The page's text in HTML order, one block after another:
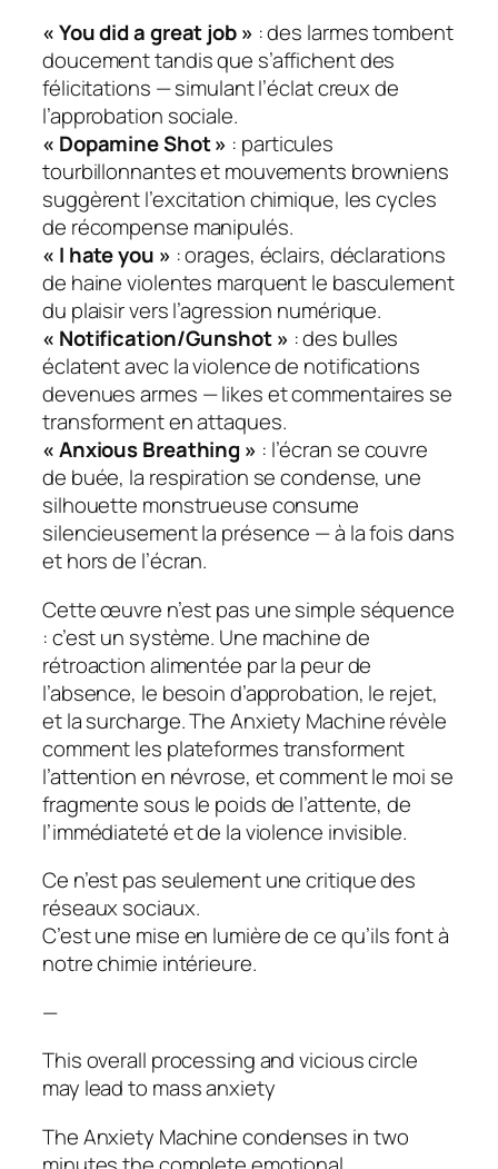
« You did a great job » : des larmes tombent
doucement tandis que s’affichent des
félicitations — simulant l’éclat creux de
l’approbation sociale.
« Dopamine Shot » : particules
tourbillonnantes et mouvements browniens
suggèrent l’excitation chimique, les cycles
de récompense manipulés.
« I hate you » : orages, éclairs, déclarations
de haine violentes marquent le basculement
du plaisir vers l’agression numérique.
« Notification/Gunshot » : des bulles
éclatent avec la violence de notifications
devenues armes — likes et commentaires se
transforment en attaques.
« Anxious Breathing » : l’écran se couvre
de buée, la respiration se condense, une
silhouette monstrueuse consume
silencieusement la présence — à la fois dans
et hors de l’écran.
Cette œuvre n’est pas une simple séquence
: c’est un système. Une machine de
rétroaction alimentée par la peur de
l’absence, le besoin d’approbation, le rejet,
et la surcharge.The Anxiety Machinerévèle
comment les plateformes transforment
l’attention en névrose, et comment le moi se
fragmente sous le poids de l’attente, de
l’immédiateté et de la violence invisible.
Ce n’est pas seulement une critique des
réseaux sociaux.
C’est une mise en lumière de ce qu’ils font à
notre chimie intérieure.
—
This overall processing and vicious circle
may lead to mass anxiety
The Anxiety Machinecondenses in two